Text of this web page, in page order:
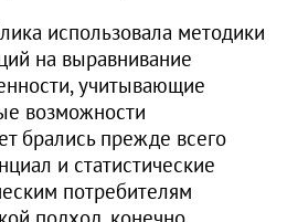
использовала методики
на выравнивание
учитывающие
возможности
брались прежде всего
и статистические
потребителям